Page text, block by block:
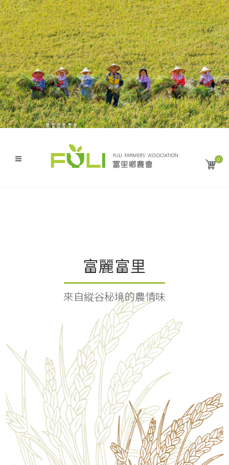
感恩・盡獻・富麗米成就了縱谷沃土上的豐饒與金黃艷陽下 農人謙遜的汗水是大自然無私的恩賜得天獨厚的風土條件
0
富麗富里
來自縱谷秘境的農情味